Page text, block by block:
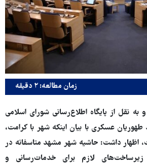
زمان مطالعه: ۲ دقیقه
و به نقل از پایگاه اطلاع‌رسانی شورای اسلامی
عسکری با بیان اینکه شهر با کرامت،
اظهار داشت: حاشیه شهر مشهد متاسفانه در
زیرساخت‌های لازم برای خدمات‌رسانی و